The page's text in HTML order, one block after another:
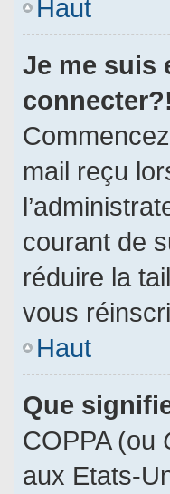
Haut
Je me suis
connecter?!
mail reçu
courant de
réduire la
vous
Haut
Que
COPPA (ou
aux Etats-